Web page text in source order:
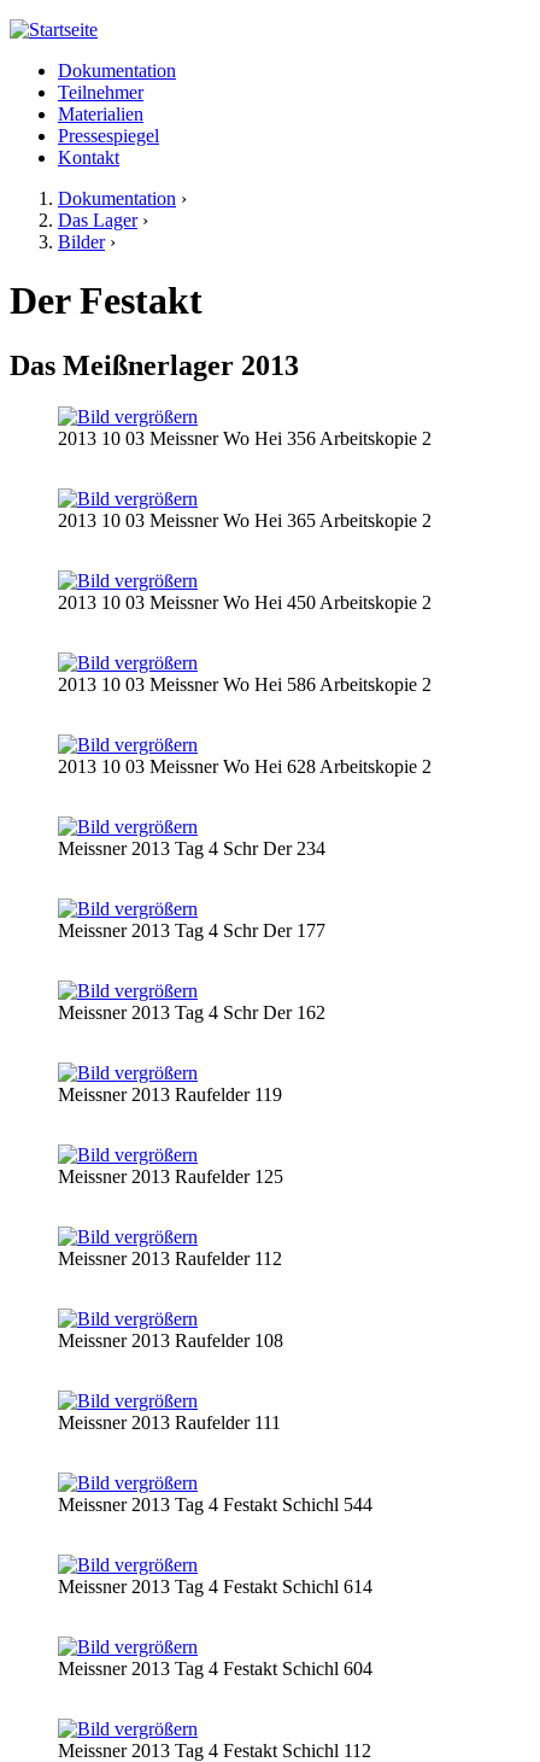
Jump to navigation
Meißner 2013
Hauptmenü
Dokumentation
Teilnehmer
Materialien
Pressespiegel
Kontakt
Sie sind hier
Dokumentation ›
Das Lager›
Bilder›
Der Festakt
Das Meißnerlager 2013
2013 10 03 Meissner Wo Hei 356 Arbeitskopie 2
2013 10 03 Meissner Wo Hei 365 Arbeitskopie 2
2013 10 03 Meissner Wo Hei 450 Arbeitskopie 2
2013 10 03 Meissner Wo Hei 586 Arbeitskopie 2
2013 10 03 Meissner Wo Hei 628 Arbeitskopie 2
Meissner 2013 Tag 4 Schr Der 234
Meissner 2013 Tag 4 Schr Der 177
Meissner 2013 Tag 4 Schr Der 162
Meissner 2013 Raufelder 119
Meissner 2013 Raufelder 125
Meissner 2013 Raufelder 112
Meissner 2013 Raufelder 108
Meissner 2013 Raufelder 111
Meissner 2013 Tag 4 Festakt Schichl 544
Meissner 2013 Tag 4 Festakt Schichl 614
Meissner 2013 Tag 4 Festakt Schichl 604
Meissner 2013 Tag 4 Festakt Schichl 112